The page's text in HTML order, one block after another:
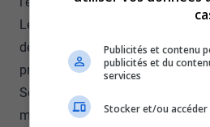
Le président de la chambre de
de Rouyn-Noranda, Stéphane
président de la Chambre de
Sébastien Richard, pour leur
malgré tout.
Publicités et contenu
publicités et du
services
Stocker et/ou